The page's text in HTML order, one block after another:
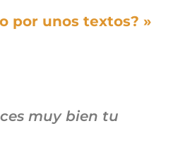
por unos textos? »
muy bien tu